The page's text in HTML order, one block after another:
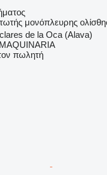
μονόπλευρης
de la Oca (Alava)
πωλητή